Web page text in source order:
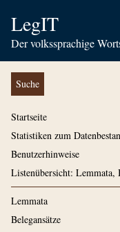
LegIT
Der volkssprachige
Suche
Startseite
Statistiken zum
Benutzerhinweise
Listenübersicht: Lemmata,
Lemmata
Belegansätze